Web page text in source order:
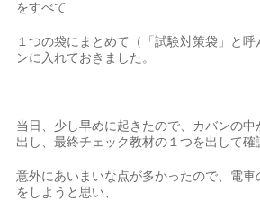
をすべて
１つの袋にまとめて（「試験対策袋」と
ンに入れておきました。
当日、少し早めに起きたので、カバンの中
出し、最終チェック教材の１つを出して確
意外にあいまいな点が多かったので、電
をしようと思い、